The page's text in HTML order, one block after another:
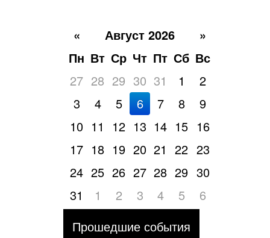
« Август 2026
»
Пн Вт Ср Чт Пт Сб Вс
27 28 29 30 31 1
2
3
4 5 6 7 8
9
10 11 12 13 14 15 16
17 18 19 20 21 22 23
24 25 26 27 28 29 30
31
1 2 3 4 5
6
Прошедшие события